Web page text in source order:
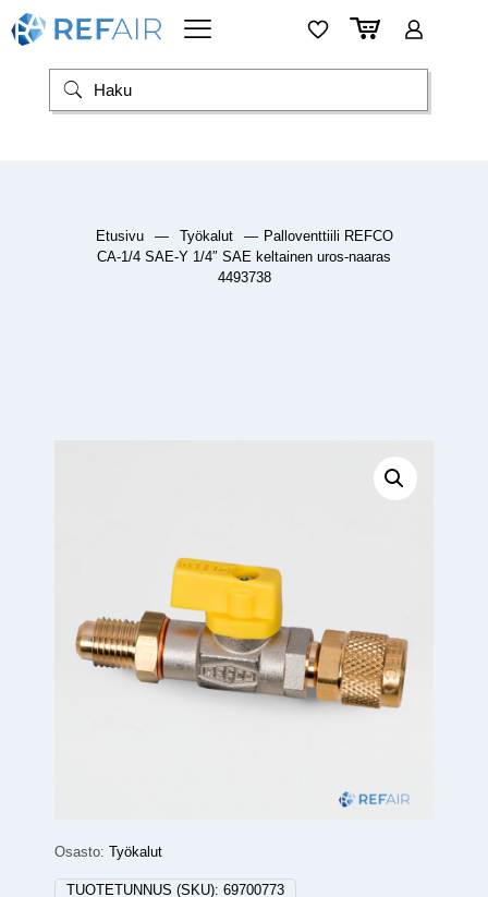
Etusivu — Työkalut — Palloventtiili REFCO
CA-1/4 SAE-Y 1/4″ SAE keltainen uros-naaras
4493738
Osasto: Työkalut
TUOTETUNNUS (SKU): 69700773